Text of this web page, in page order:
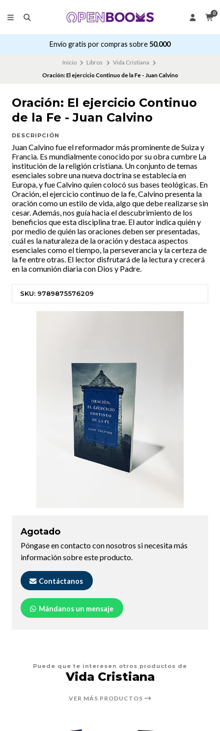
0
Envío gratis por compras sobre 50.000
Inicio Libros
Vida Cristiana
Oración: El ejercicio Continuo de la Fe - Juan Calvino
Oración: El ejercicio Continuo
de la Fe - Juan Calvino
DESCRIPCIÓN
Juan Calvino fue el reformador más prominente de Suiza y
Francia. Es mundialmente conocido por su obra cumbre La
institución de la religión cristiana. Un conjunto de temas
esenciales sobre una nueva doctrina se establecía en
Europa, y fue Calvino quien colocó sus bases teológicas. En
Oración, el ejercicio continuo de la fe, Calvino presenta la
oración como un estilo de vida, algo que debe realizarse sin
cesar. Además, nos guía hacia el descubrimiento de los
beneficios que esta disciplina trae. El autor indica quién y
por medio de quién las oraciones deben ser presentadas,
cuál es la naturaleza de la oración y destaca aspectos
esenciales como el tiempo, la perseverancia y la certeza de
la fe entre otras. El lector disfrutará de la lectura y crecerá
en la comunión diaria con Dios y Padre.
SKU: 9789875576209
Agotado
Póngase en contacto con nosotros si necesita más
información sobre este producto.
Contáctanos
Mándanos un mensaje
Puede que te interesen otros productos de
Vida Cristiana
VER MÁS PRODUCTOS